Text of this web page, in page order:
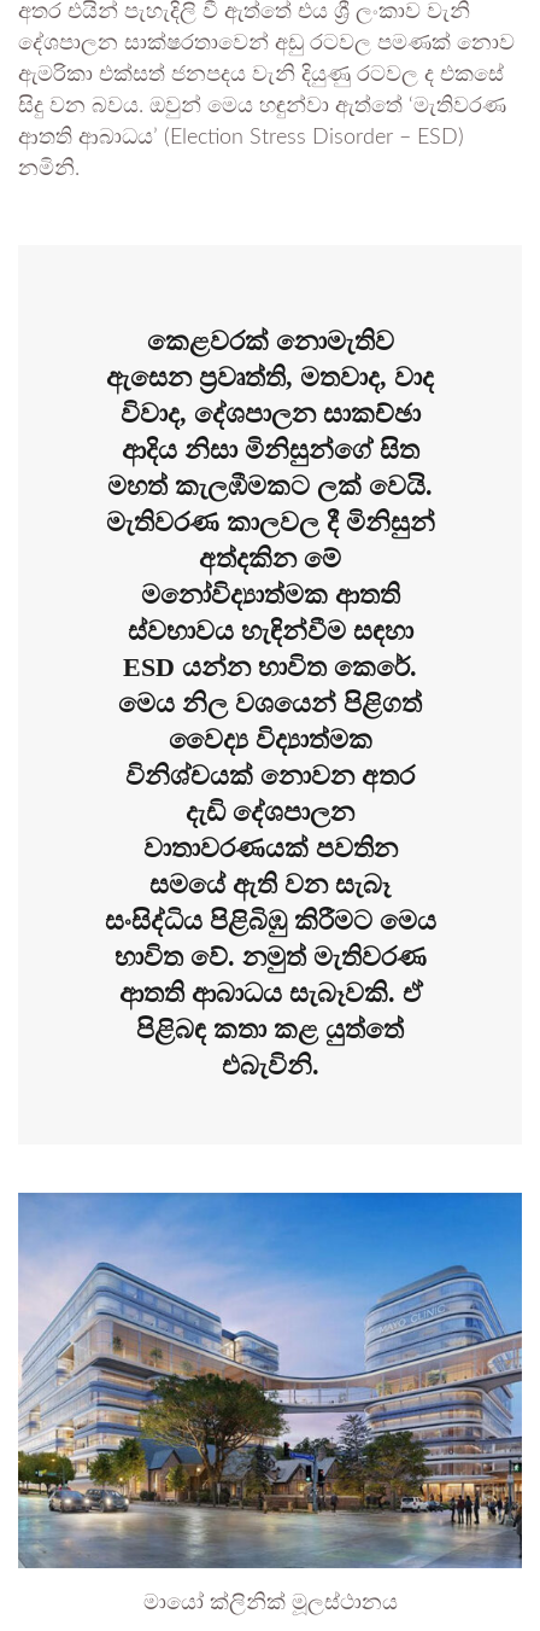
අතර එයින් පැහැදිලි වී ඇත්තේ එය ශ්‍රී ලංකාව වැනි
දේශපාලන සාක්ෂරතාවෙන් අඩු රටවල පමණක් නොව
ඇමරිකා එක්සත් ජනපදය වැනි දියුණු රටවල ද එකසේ
සිදු වන බවය. ඔවුන් මෙය හඳුන්වා ඇත්තේ ‘මැතිවරණ
ආතති ආබාධය’ (Election Stress Disorder – ESD)
නමිනි.
කෙළවරක් නොමැතිව
ඇසෙන ප්‍රවෘත්ති, මතවාද, වාද
විවාද, දේශපාලන සාකච්ඡා
ආදිය නිසා මිනිසුන්ගේ සිත
මහත් කැලඹීමකට ලක් වෙයි.
මැතිවරණ කාලවල දී මිනිසුන්
අත්දකින මේ
මනෝවිද්‍යාත්මක ආතති
ස්වභාවය හැඳින්වීම සඳහා
ESD යන්න භාවිත කෙරේ.
මෙය නිල වශයෙන් පිළිගත්
වෛද්‍ය විද්‍යාත්මක
විනිශ්චයක් නොවන අතර
දැඩි දේශපාලන
වාතාවරණයක් පවතින
සමයේ ඇති වන සැබෑ
සංසිද්ධිය පිළිබිඹු කිරීමට මෙය
භාවිත වේ. නමුත් මැතිවරණ
ආතති ආබාධය සැබෑවකි. ඒ
පිළිබඳ කතා කළ යුත්තේ
එබැවිනි.
මායෝ ක්ලිනික් මූලස්ථානය